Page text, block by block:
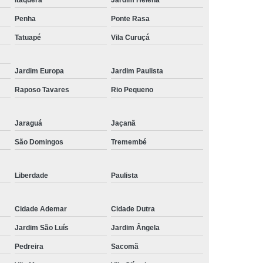
Tela de Celular
Reparo em Celular
Troca de Tela
Troca de Tela Celular
de Tela em SP
Troca de Tela Iphone
Samsung
Troca de Tela Xiaomi
Penha Ponte Rasa
Tatuapé Vila Curuçá
Jardim Europa Jardim Paulista
Raposo Tavares Rio Pequeno
Jaraguá Jaçanã
São Domingos Tremembé
Liberdade Paulista
Cidade Ademar Cidade Dutra
Jardim São Luís Jardim Ângela
Pedreira Sacomã